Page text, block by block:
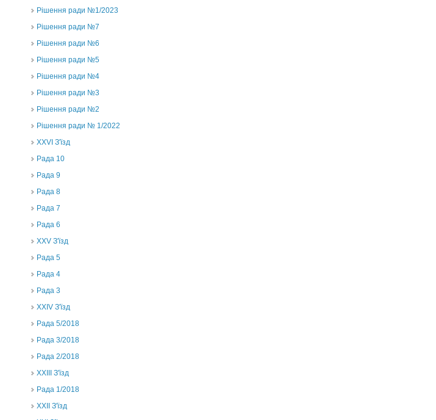
Рішення ради №1/2023
Рішення ради №7
Рішення ради №6
Рішення ради №5
Рішення ради №4
Рішення ради №3
Рішення ради №2
Рішення ради № 1/2022
XXVI З'їзд
Рада 10
Рада 9
Рада 8
Рада 7
Рада 6
XXV З'їзд
Рада 5
Рада 4
Рада 3
ХХIV З'їзд
Рада 5/2018
Рада 3/2018
Рада 2/2018
XXIII З'їзд
Рада 1/2018
ХХІІ З'їзд